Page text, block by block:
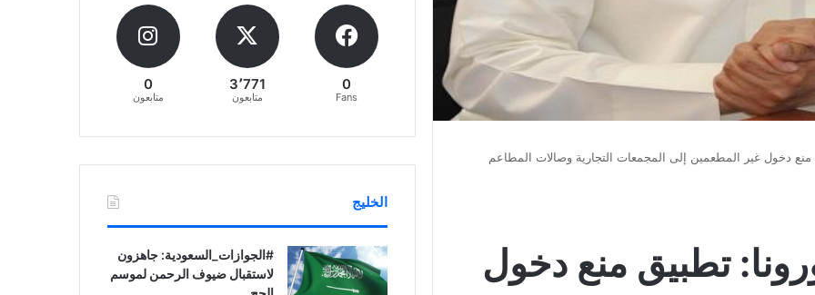
دخول غير المطعمين إلى المجمعات التجارية وصالات المطاعم
تطبيق منع دخول
0
Fans
3٬771
متابعون
0
متابعون
الخليج
‏‎#الجوازات_السعودية: جاهزون
لاستقبال ضيوف الرحمن لموسم